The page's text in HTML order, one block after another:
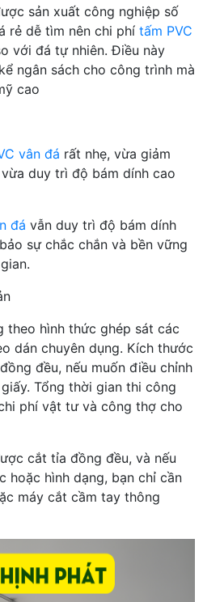
sản xuất công nghiệp số
rẻ dễ tìm nên chi phí tấm PVC
với đá tự nhiên. Điều này
ngân sách cho công trình mà
cao
vân đá rất nhẹ, vừa giảm
duy trì độ bám dính cao
đá vẫn duy trì độ bám dính
sự chắc chắn và bền vững
theo hình thức ghép sát các
dán chuyên dụng. Kích thước
đều, nếu muốn điều chỉnh
Tổng thời gian thi công
phí vật tư và công thợ cho
cắt tỉa đồng đều, và nếu
hoặc hình dạng, bạn chỉ cần
máy cắt cầm tay thông